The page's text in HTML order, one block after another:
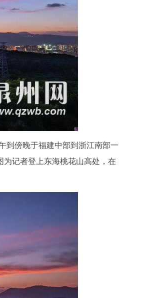
到傍晚于福建中部到浙江南部一
为记者登上东海桃花山高处，在